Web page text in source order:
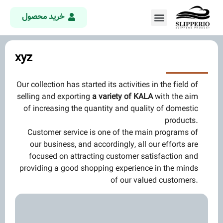
خرید محصول
xyz
Our collection has started its activities in the field of
selling and exporting a variety of KALAwith the aim
of increasing the quantity and quality of domestic
products.
Customer service is one of the main programs of
our business, and accordingly, all our efforts are
focused on attracting customer satisfaction and
providing a good shopping experience in the minds
of our valued customers.